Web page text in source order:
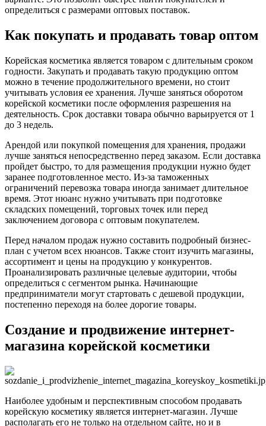
определиться с размерами оптовых поставок.
Как покупать и продавать товар оптом
Корейская косметика является товаром с длительным сроком
годности. Закупать и продавать такую продукцию оптом
можно в течение продолжительного времени, но стоит
учитывать условия ее хранения. Лучше заняться оборотом
корейской косметики после оформления разрешения на
деятельность. Срок доставки товара обычно варьируется от 1
до 3 недель.
Арендой или покупкой помещения для хранения, продажи
лучше заняться непосредственно перед заказом. Если доставка
пройдет быстро, то для размещения продукции нужно будет
заранее подготовленное место. Из-за таможенных
ограничений перевозка товара иногда занимает длительное
время. Этот нюанс нужно учитывать при подготовке
складских помещений, торговых точек или перед
заключением договора с оптовым покупателем.
Перед началом продаж нужно составить подробный бизнес-
план с учетом всех нюансов. Также стоит изучить магазины,
ассортимент и цены на продукцию у конкурентов.
Проанализировать различные целевые аудитории, чтобы
определиться с сегментом рынка. Начинающие
предприниматели могут стартовать с дешевой продукции,
постепенно переходя на более дорогие товары.
Создание и продвижение интернет-
магазина корейской косметики
Наиболее удобным и перспективным способом продавать
корейскую косметику является интернет-магазин. Лучше
располагать его не только на отдельном сайте, но и в